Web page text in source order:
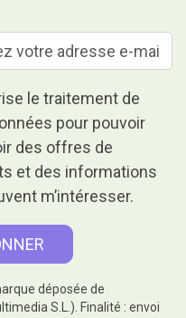
le traitement de
pour pouvoir
des offres de
et des informations
m’intéresser.
déposée de
S.L.). Finalité : envoi